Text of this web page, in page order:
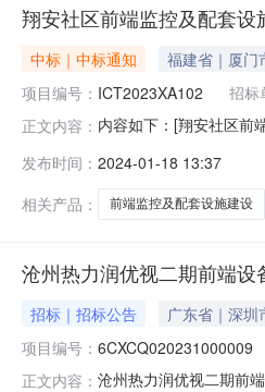
翔安社区前端监控及配套
中标｜中标通知 福建省｜厦门
项目编号： ICT2023XA102 招标
正文内容： 内容如下：[翔安社区前
1车辆微卡口摄像机海
发布时间： 2024-01-18 13:37
相关产品：
前端监控及配套设施建设
沧州热力润优视二期前端设
招标｜招标公告 广东省｜深圳
项目编号： 6CXCQ020231000009
正文内容： 沧州热力润优视二期前